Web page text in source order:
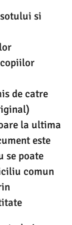
si
de catre
la ultima
este
se poate
comun